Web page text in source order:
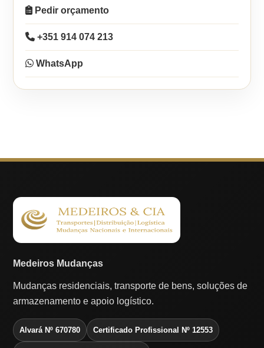
Pedir orçamento
+351 914 074 213
WhatsApp
Medeiros Mudanças
Mudanças residenciais, transporte de bens, soluções de
armazenamento e apoio logístico.
Alvará Nº 670780 Certificado Profissional Nº 12553